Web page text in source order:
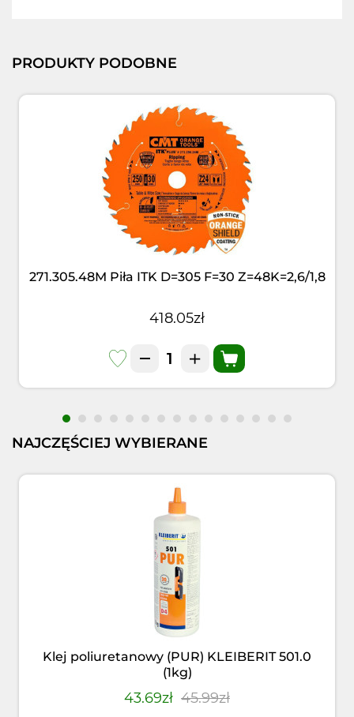
PRODUKTY PODOBNE
271.305.48M Piła ITK D=305 F=30 Z=48K=2,6/1,8
418.05zł
NAJCZĘŚCIEJ WYBIERANE
Klej poliuretanowy (PUR) KLEIBERIT 501.0
(1kg)
43.69zł 45.99zł